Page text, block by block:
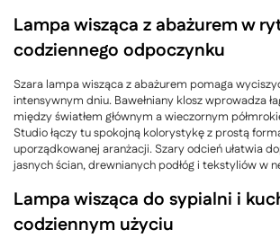
Lampa wisząca z abażurem w
codziennego odpoczynku
Szara lampa wisząca z abażurem pomaga
intensywnym dniu. Bawełniany klosz wprowadza
między światłem głównym a wieczornym
Studio łączy tu spokojną kolorystykę z prostą
uporządkowanej aranżacji. Szary odcień ułatwia
jasnych ścian, drewnianych podłóg i tekstyliów w
Lampa wisząca do sypialni i
codziennym użyciu